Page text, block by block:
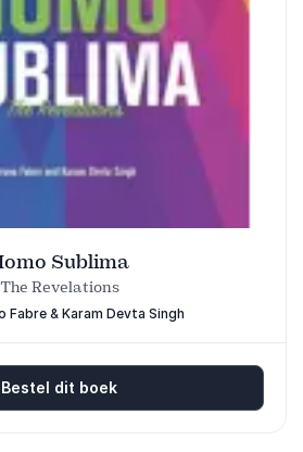
Sublima
The Revelations
Fabre & Karam Devta Singh
Bestel dit boek